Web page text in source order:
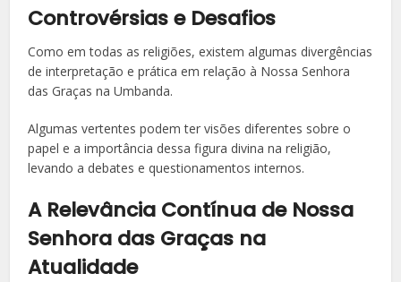
Controvérsias e Desafios
Como em todas as religiões, existem algumas divergências
de interpretação e prática em relação à Nossa Senhora
das Graças na Umbanda.
Algumas vertentes podem ter visões diferentes sobre o
papel e a importância dessa figura divina na religião,
levando a debates e questionamentos internos.
A Relevância Contínua de Nossa
Senhora das Graças na
Atualidade